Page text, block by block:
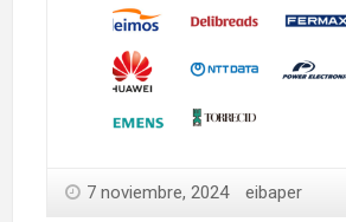
7 noviembre, 2024 eibaper